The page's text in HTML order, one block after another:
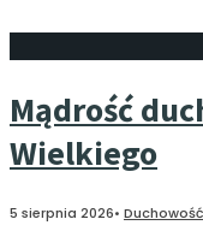
Mądrość
Wielkiego
5 sierpnia 2026•